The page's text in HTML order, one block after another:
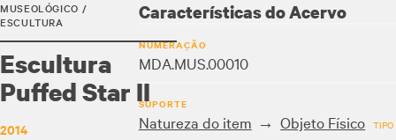
MUSEOLÓGICO /
ESCULTURA
Escultura
Puffed Star II
2014
Características do Acervo
NUMERAÇÃO
MDA.MUS.00010
SUPORTE
Natureza do item Objeto Físico TIPO